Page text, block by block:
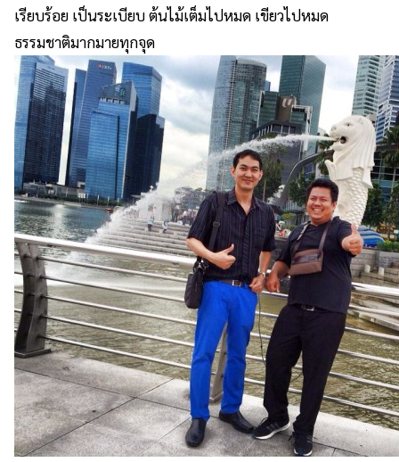
เรียบร้อย เป็นระเบียบ ต้นไม้เต็มไปหมด เขียวไปหมด
ธรรมชาติมากมายทุกจุด